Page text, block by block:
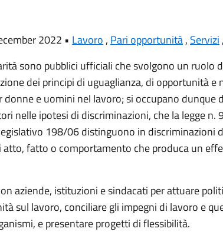
2022 • Lavoro , Pari opportunità, Servizi ,
sono pubblici ufficiali che svolgono un ruolo
dei principi di uguaglianza, di opportunità e
donne e uomini nel lavoro; si occupano dunque
nelle ipotesi di discriminazioni, che la legge n.
198/06 distinguono in discriminazioni
atto, fatto o comportamento che produca un
aziende, istituzioni e sindacati per attuare
sul lavoro, conciliare gli impegni di lavoro e
e presentare progetti di flessibilità.